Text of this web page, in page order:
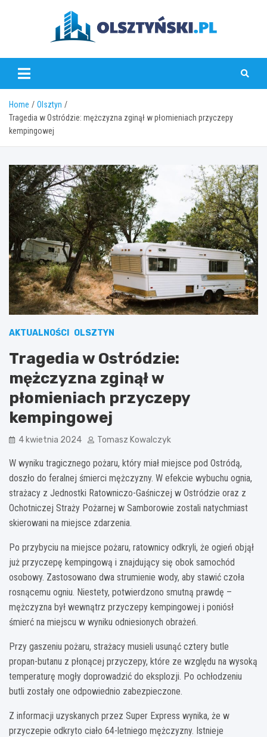
olsztynski.pl
Home
Olsztyn
Tragedia w Ostródzie: mężczyzna zginął w płomieniach przyczepy
kempingowej
AKTUALNOŚCI OLSZTYN
Tragedia w Ostródzie:
mężczyzna zginął w
płomieniach przyczepy
kempingowej
4 kwietnia 2024 Tomasz Kowalczyk
W wyniku tragicznego pożaru, który miał miejsce pod Ostródą,
doszło do feralnej śmierci mężczyzny. W efekcie wybuchu ognia,
strażacy z Jednostki Ratowniczo-Gaśniczej w Ostródzie oraz z
Ochotniczej Straży Pożarnej w Samborowie zostali natychmiast
skierowani na miejsce zdarzenia.
Po przybyciu na miejsce pożaru, ratownicy odkryli, że ogień objął
już przyczepę kempingową i znajdujący się obok samochód
osobowy. Zastosowano dwa strumienie wody, aby stawić czoła
rosnącemu ogniu. Niestety, potwierdzono smutną prawdę –
mężczyzna był wewnątrz przyczepy kempingowej i poniósł
śmierć na miejscu w wyniku odniesionych obrażeń.
Przy gaszeniu pożaru, strażacy musieli usunąć cztery butle
propan-butanu z płonącej przyczepy, które ze względu na wysoką
temperaturę mogły doprowadzić do eksplozji. Po ochłodzeniu
butli zostały one odpowiednio zabezpieczone.
Z informacji uzyskanych przez Super Express wynika, że w
przyczepie odkryto ciało 64-letniego mężczyzny. Istnieje